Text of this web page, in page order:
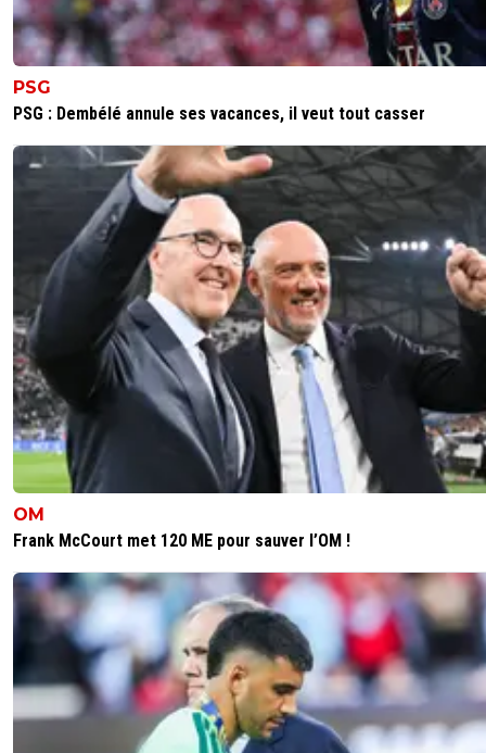
PSG
PSG : Dembélé annule ses vacances, il veut tout casser
OM
Frank McCourt met 120 ME pour sauver l’OM !